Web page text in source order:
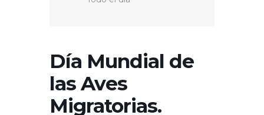
Día Mundial de
las Aves
Migratorias.